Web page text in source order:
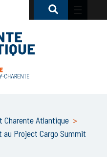
Charente Atlantique >
Project Cargo Summit